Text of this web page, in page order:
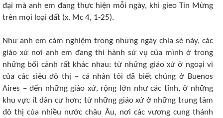
đại mà anh em đang thực hiện mỗi ngày, khi gieo Tin Mừng
trên mọi loại đất (x. Mc 4, 1-25).
Như anh em cảm nghiệm trong những ngày chia sẻ này, các
giáo xứ nơi anh em đang thi hành sứ vụ của mình ở trong
những bối cảnh rất khác nhau: từ những giáo xứ ở ngoại vi
của các siêu đô thị – cá nhân tôi đã biết chúng ở Buenos
Aires – đến những giáo xứ, rộng lớn như các tỉnh, ở những
khu vực ít dân cư hơn; từ những giáo xứ ở những trung tâm
đô thị của nhiều nước châu Âu, nơi các vương cung thánh